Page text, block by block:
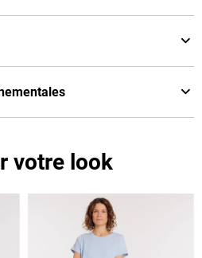
votre look